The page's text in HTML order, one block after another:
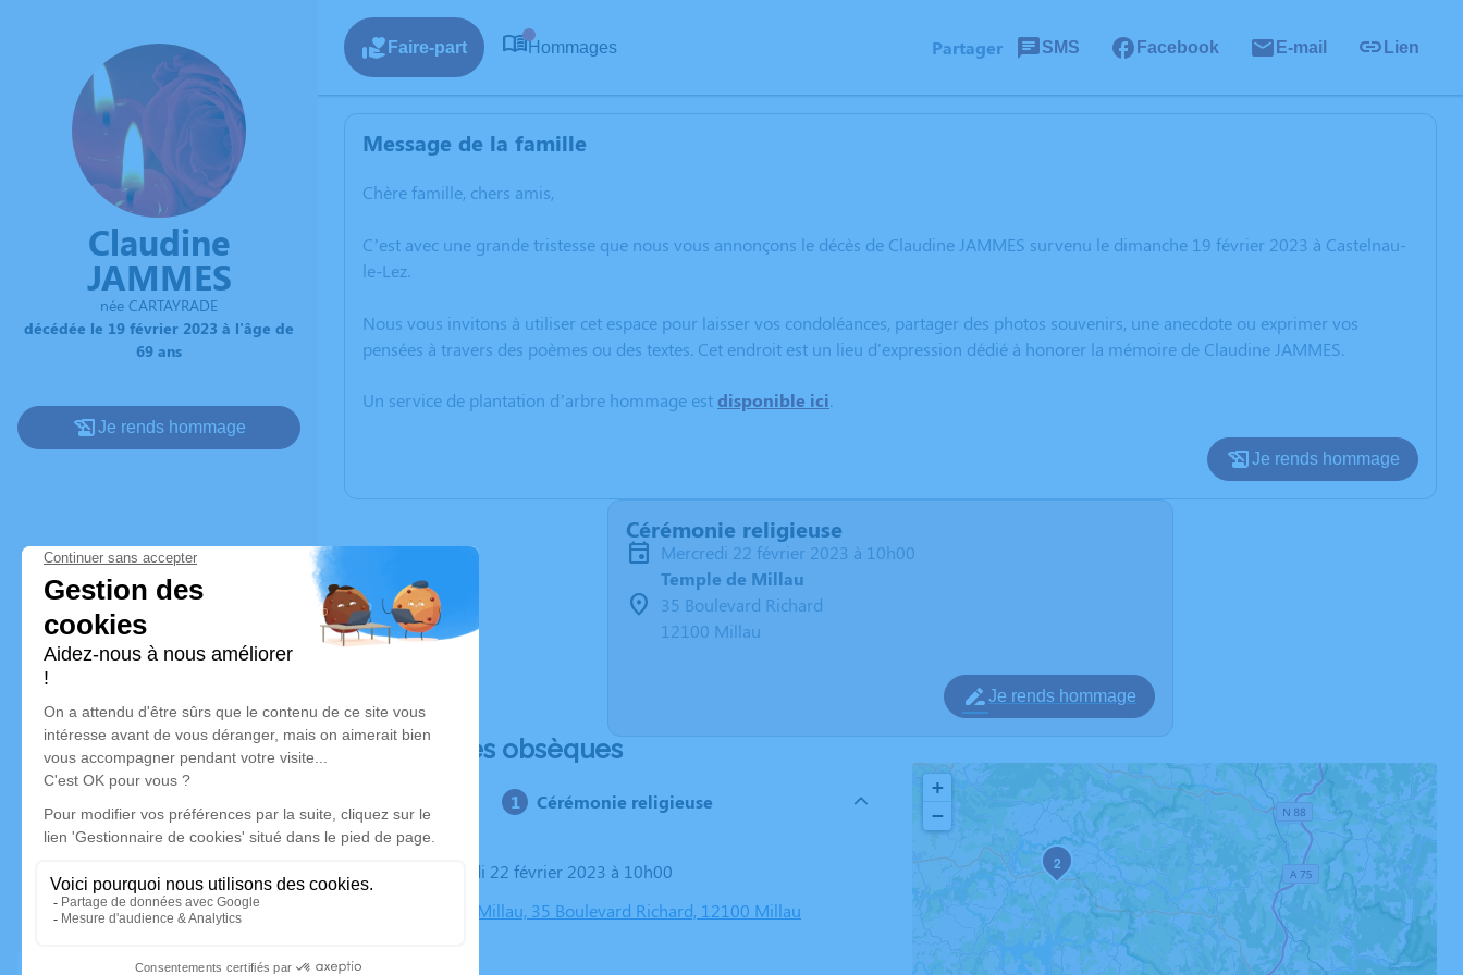
Claudine
JAMMES
née CARTAYRADE
décédée le 19 février 2023 à l'âge de
69 ans
Je rends hommage
Faire-part Hommages Partager SMS Facebook E-mail Lien
Message de la famille
Chère famille, chers amis,
C’est avec une grande tristesse que nous vous annonçons le décès de Claudine JAMMES survenu le dimanche 19 février 2023 à Castelnau-
le-Lez.
Nous vous invitons à utiliser cet espace pour laisser vos condoléances, partager des photos souvenirs, une anecdote ou exprimer vos
pensées à travers des poèmes ou des textes. Cet endroit est un lieu d'expression dédié à honorer la mémoire de Claudine JAMMES.
Un service de plantation d’arbre hommage estdisponible ici.
Je rends hommage
Cérémonie religieuse
mercredi 22 février 2023 à 10h00
Temple de Millau
35 Boulevard Richard
12100 Millau
Je rends hommage
Déroulé des obsèques
Cérémonie religieuse
Le mercredi 22 février 2023 à 10h00
Temple de Millau, 35 Boulevard Richard, 12100 Millau
2
+
−